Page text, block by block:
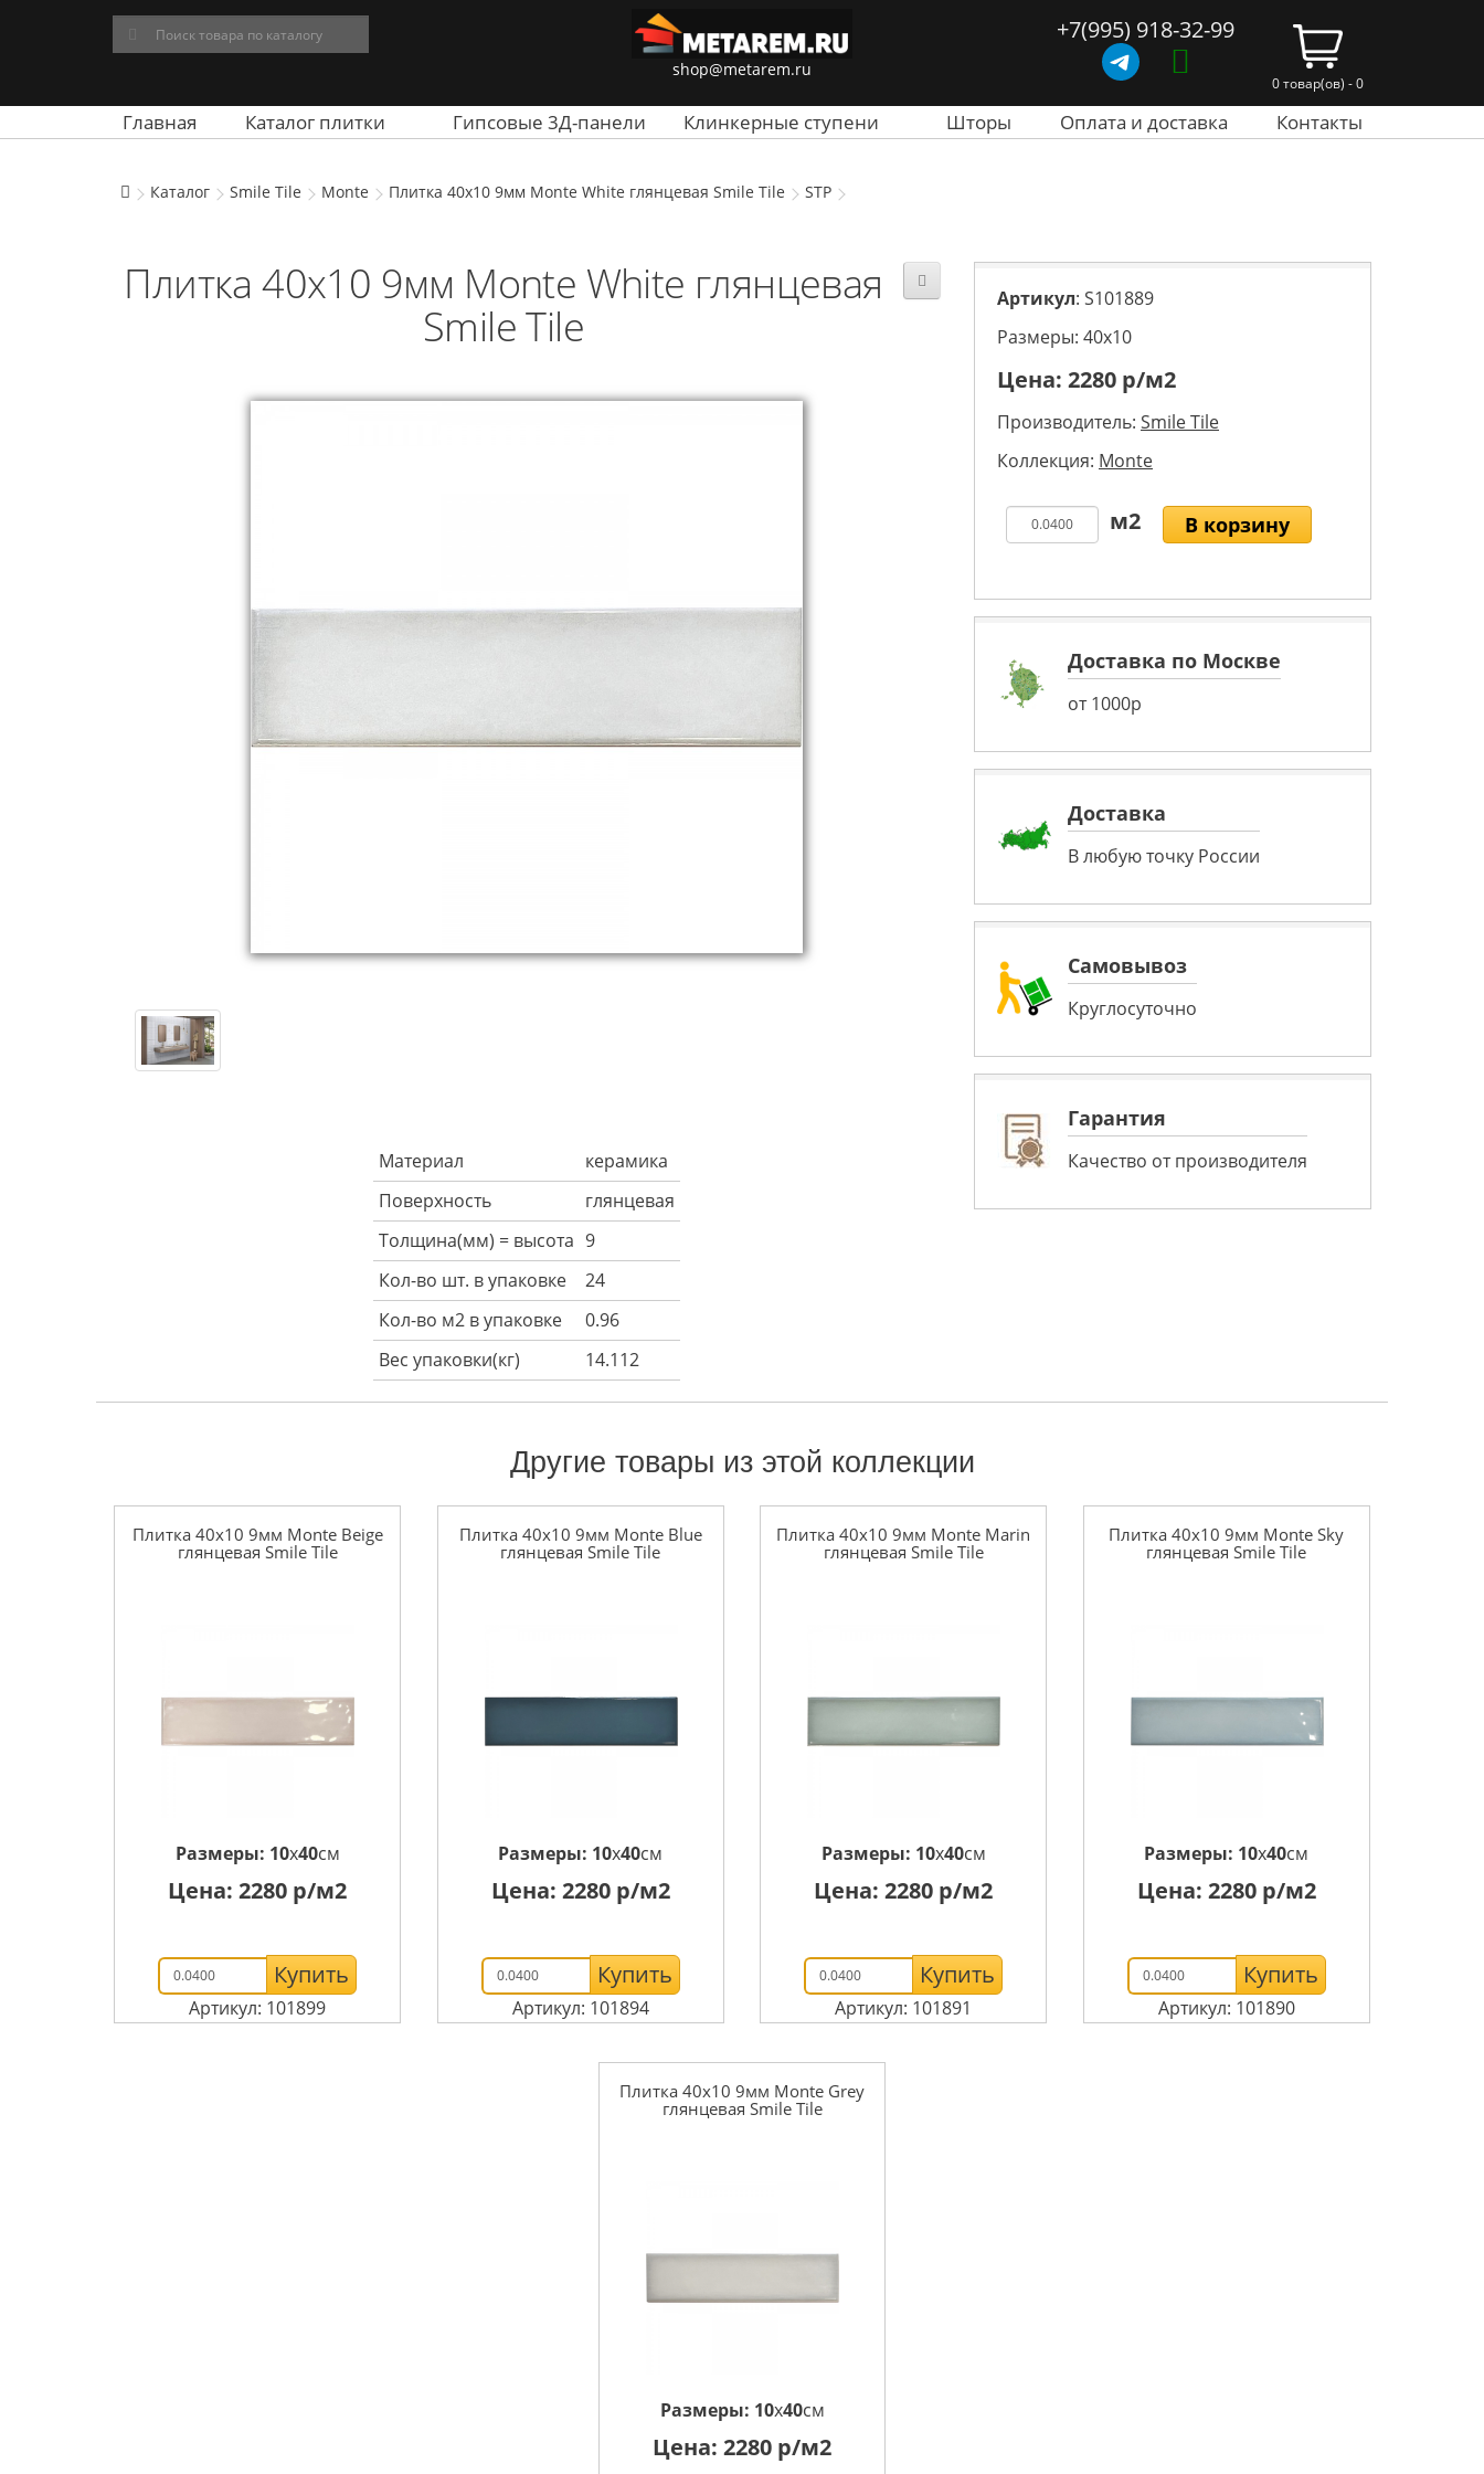
shop@metarem.ru
+7(995) 918-32-99
0 товар(ов) - 0
Главная Каталог плитки Гипсовые 3Д-панели Клинкерные ступени Шторы Оплата и доставка Контакты
Каталог Smile Tile Monte Плитка 40x10 9мм Monte White глянцевая Smile Tile STP
Плитка 40x10 9мм Monte White глянцевая
Smile Tile
Материал
керамика
Поверхность
глянцевая
Толщина(мм) = высота 9
Кол-во шт. в упаковке
24
Кол-во м2 в упаковке
0.96
Вес упаковки(кг)
14.112
Артикул: S101889
Размеры: 40х10
Цена: 2280 р/м2
Производитель: Smile Tile
Коллекция: Monte
В корзину
Доставка по Москве
от 1000р
Доставка
В любую точку России
Самовывоз
Круглосуточно
Гарантия
Качество от производителя
Другие товары из этой коллекции
Плитка 40x10 9мм Monte Beige
глянцевая Smile Tile
Размеры: 10x40см
Цена:2280 р/м2
Купить
Артикул: 101899
Плитка 40x10 9мм Monte Blue
глянцевая Smile Tile
Размеры: 10x40см
Цена: 2280р/м2
Купить
Артикул: 101894
Плитка 40x10 9мм Monte Marin
глянцевая Smile Tile
Размеры: 10x40см
Цена:2280 р/м2
Купить
Артикул: 101891
Плитка 40x10 9мм Monte Sky
глянцевая Smile Tile
Размеры: 10x40см
Цена: 2280р/м2
Купить
Артикул: 101890
Плитка 40x10 9мм Monte Grey
глянцевая Smile Tile
Размеры: 10x40см
Цена: 2280 р/м2